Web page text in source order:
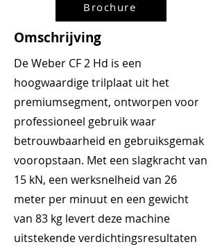
Brochure
Omschrijving
De Weber CF 2 Hd is een
hoogwaardige trilplaat uit het
premiumsegment, ontworpen voor
professioneel gebruik waar
betrouwbaarheid en gebruiksgemak
vooropstaan. Met een slagkracht van
15 kN, een werksnelheid van 26
meter per minuut en een gewicht
van 83 kg levert deze machine
uitstekende verdichtingsresultaten